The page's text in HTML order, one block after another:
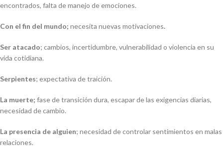
encontrados, falta de manejo de emociones.
Con el fin del mundo; necesita nuevas motivaciones.
Ser atacado; cambios, incertidumbre, vulnerabilidad o violencia en su
vida cotidiana.
Serpientes; expectativa de traición.
La muerte; fase de transición dura, escapar de las exigencias diarias,
necesidad de cambio.
La presencia de alguien; necesidad de controlar sentimientos en malas
relaciones.